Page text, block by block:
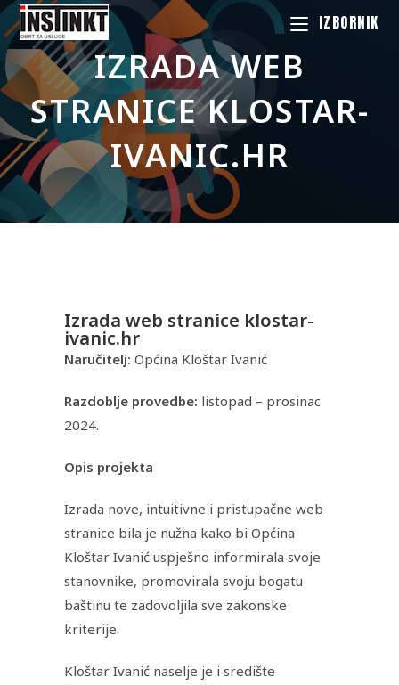
IZBORNIK
IZRADA WEB
STRANICE KLOSTAR-
IVANIC.HR
Izrada web stranice klostar-
ivanic.hr
Naručitelj: Općina Kloštar Ivanić
Razdoblje provedbe: listopad – prosinac
2024.
Opis projekta
Izrada nove, intuitivne i pristupačne web
stranice bila je nužna kako bi Općina
Kloštar Ivanić uspješno informirala svoje
stanovnike, promovirala svoju bogatu
baštinu te zadovoljila sve zakonske
kriterije.
Kloštar Ivanić naselje je i središte